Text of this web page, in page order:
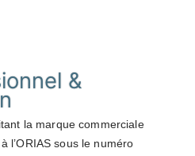
&
la marque commerciale
l’ORIAS sous le numéro